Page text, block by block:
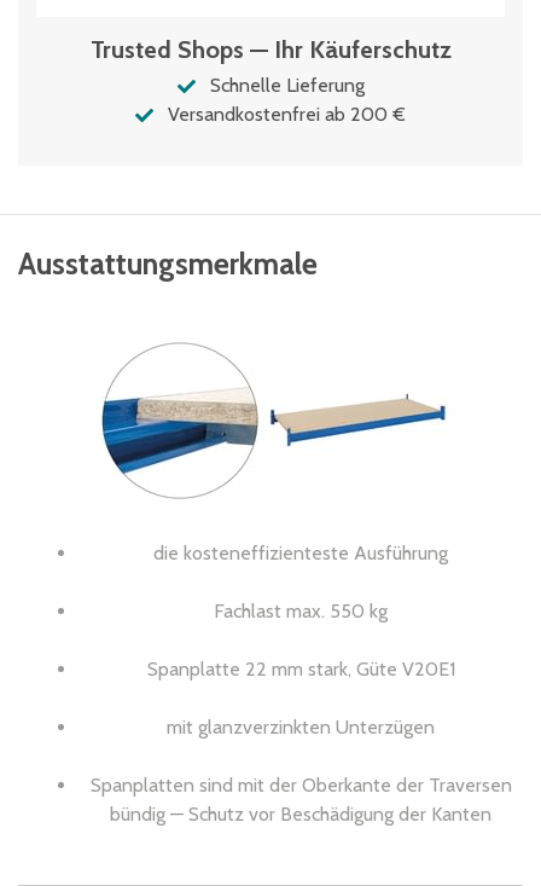
Trusted Shops — Ihr Käuferschutz
Schnelle Lieferung
Versandkostenfrei ab 200 €
Ausstattungsmerkmale
die kosteneffizienteste Ausführung
Fachlast max. 550 kg
Spanplatte 22 mm stark, Güte V20E1
mit glanzverzinkten Unterzügen
Spanplatten sind mit der Oberkante der Traversen
bündig — Schutz vor Beschädigung der Kanten